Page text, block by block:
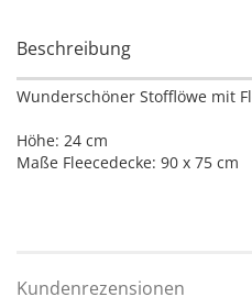
Beschreibung
Wunderschöner Stofflöwe mit
Höhe: 24 cm
Maße Fleecedecke: 90 x 75 cm
Kundenrezensionen